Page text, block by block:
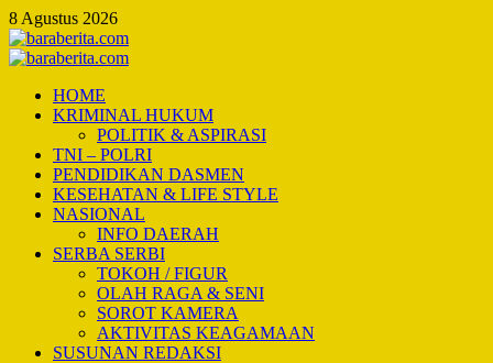
Skip
to
content
8 Agustus 2026
Primary
HOME
KRIMINAL HUKUM
POLITIK & ASPIRASI
TNI – POLRI
PENDIDIKAN DASMEN
KESEHATAN & LIFE STYLE
NASIONAL
INFO DAERAH
SERBA SERBI
TOKOH / FIGUR
OLAH RAGA & SENI
SOROT KAMERA
AKTIVITAS KEAGAMAAN
SUSUNAN REDAKSI